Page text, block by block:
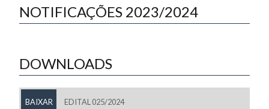
NOTIFICAÇÕES 2023/2024
DOWNLOADS
BAIXAR EDITAL 025/2024